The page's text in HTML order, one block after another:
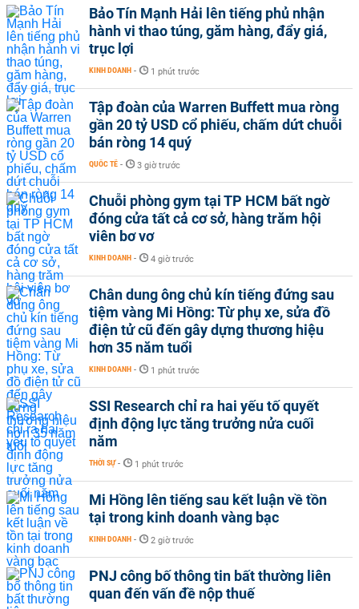
Bảo Tín Mạnh Hải lên tiếng phủ nhận
hành vi thao túng, găm hàng, đẩy giá,
trục lợi
KINH DOANH - 1 phút trước
Tập đoàn của Warren Buffett mua ròng
gần 20 tỷ USD cổ phiếu, chấm dứt chuỗi
bán ròng 14 quý
QUỐC TẾ - 3 giờ trước
Chuỗi phòng gym tại TP HCM bất ngờ
đóng cửa tất cả cơ sở, hàng trăm hội
viên bơ vơ
KINH DOANH - 4 giờ trước
Chân dung ông chủ kín tiếng đứng sau
tiệm vàng Mi Hồng: Từ phụ xe, sửa đồ
điện tử cũ đến gây dựng thương hiệu
hơn 35 năm tuổi
KINH DOANH - 1 phút trước
SSI Research chỉ ra hai yếu tố quyết
định động lực tăng trưởng nửa cuối
năm
THỜI SỰ - 1 phút trước
Mi Hồng lên tiếng sau kết luận về tồn
tại trong kinh doanh vàng bạc
KINH DOANH - 2 giờ trước
PNJ công bố thông tin bất thường liên
quan đến vấn đề nộp thuế